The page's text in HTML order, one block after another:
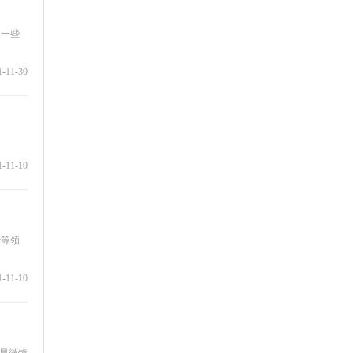
些
11-30
11-10
领
11-10